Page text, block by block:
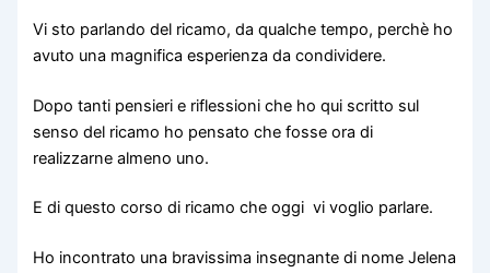
Vi sto parlando del ricamo, da qualche tempo, perchè ho
avuto una magnifica esperienza da condividere.
Dopo tanti pensieri e riflessioni che ho qui scritto sul
senso del ricamo ho pensato che fosse ora di
realizzarne almeno uno.
E di questo corso di ricamo che oggi vi voglio parlare.
Ho incontrato una bravissima insegnante di nome Jelena